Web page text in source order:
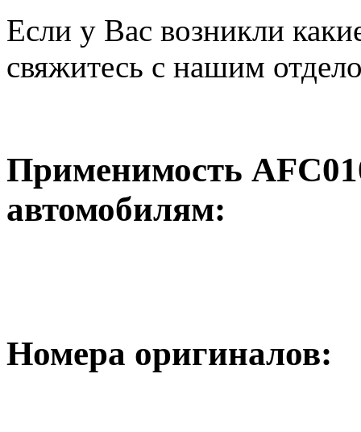
Если у Вас возникли
свяжитесь с нашим
Применимость
автомобилям:
Номера оригиналов: